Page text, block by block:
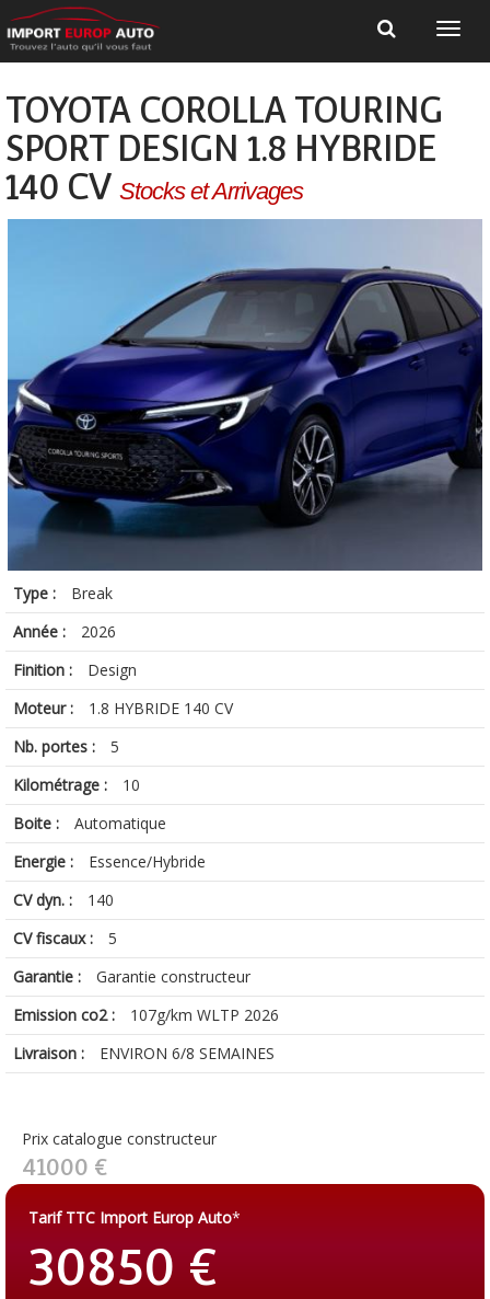
TOYOTA COROLLA TOURING
SPORT DESIGN 1.8 HYBRIDE
140 CV Stocks et Arrivages
Type :
Break
Année :
2026
Finition :
Design
Moteur :
1.8 HYBRIDE 140 CV
Nb. portes :
5
Kilométrage :
10
Boite :
Automatique
Energie :
Essence/Hybride
CV dyn. :
140
CV fiscaux :
5
Garantie :
Garantie constructeur
Emission co2 :
107g/km WLTP 2026
Livraison :
ENVIRON 6/8 SEMAINES
Prix catalogue constructeur
41000 €
Tarif TTC Import Europ Auto*
30850 €